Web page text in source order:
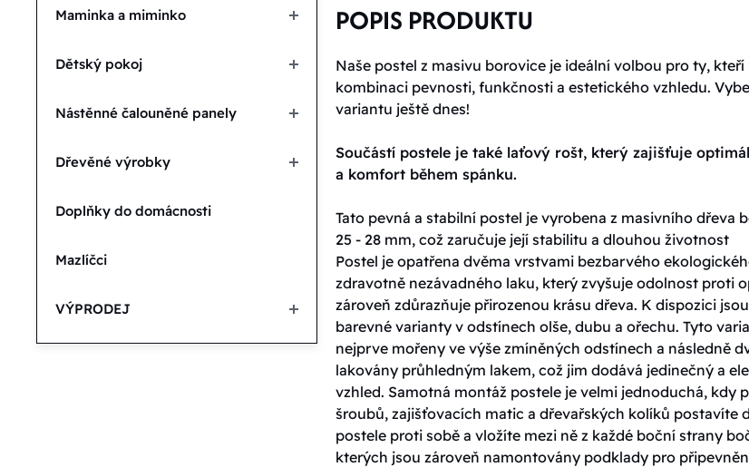
Maminka a miminko
Dětský pokoj
Nástěnné čalouněné panely
Dřevěné výrobky
Doplňky do domácnosti
Mazlíčci
VÝPRODEJ
POPIS PRODUKTU
Naše postel z masivu borovice je ideální volbou pro ty, kteří
kombinaci pevnosti, funkčnosti a estetického vzhledu.
variantu ještě dnes!
Součástí postele je také laťový rošt, který zajišťuje
a komfort během spánku.
Tato pevná a stabilní postel je vyrobena z masivního dřeva
25 - 28 mm, což zaručuje její stabilitu a dlouhou životnost
Postel je opatřena dvěma vrstvami bezbarvého
zdravotně nezávadného laku, který zvyšuje odolnost proti
zároveň zdůrazňuje přirozenou krásu dřeva. K dispozici
barevné varianty v odstínech olše, dubu a ořechu. Tyto
nejprve mořeny ve výše zmíněných odstínech a následně
lakovány průhledným lakem, což jim dodává jedinečný a
vzhled. Samotná montáž postele je velmi jednoduchá, kdy
šroubů, zajišťovacích matic a dřevařských kolíků postavíte
postele proti sobě a vložíte mezi ně z každé boční strany
kterých jsou zároveň namontovány podklady pro